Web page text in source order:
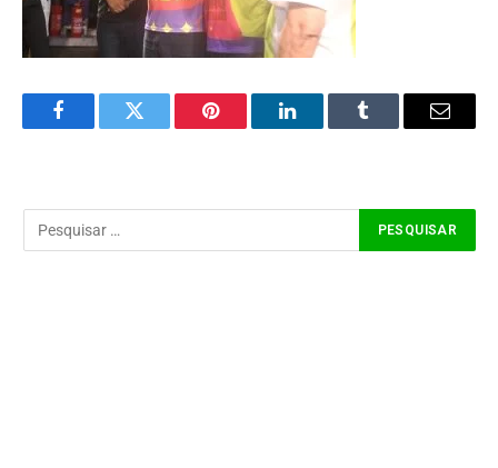
FacebookTwitter Pinterest LinkedInTumblr Email